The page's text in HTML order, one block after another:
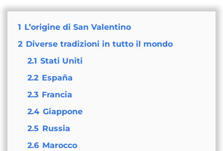
1 L’origine di San Valentino
2 Diverse tradizioni in tutto il mondo
2.1 Stati Uniti
2.2 España
2.3 Francia
2.4 Giappone
2.5 Russia
2.6 Marocco